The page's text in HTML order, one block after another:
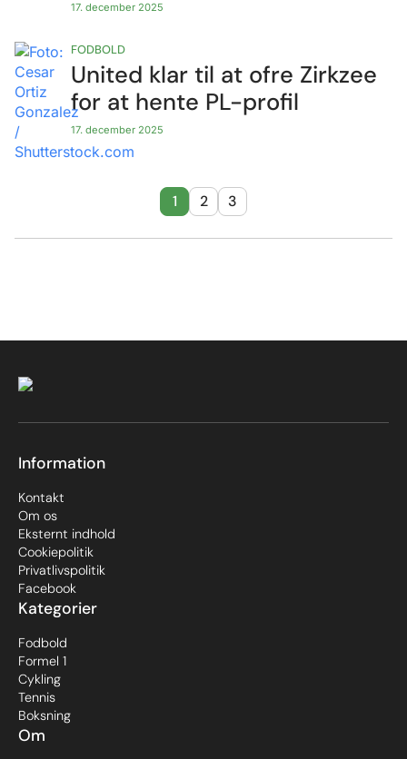
17. december 2025
United klar til at ofre Zirkzee
for at hente PL-profil
17. december 2025
FODBOLD
1 2 3
Om
Kategorier
Fodbold
Formel 1
Cykling
Tennis
Boksning
Information
Kontakt
Om os
Eksternt indhold
Cookiepolitik
Privatlivspolitik
Facebook